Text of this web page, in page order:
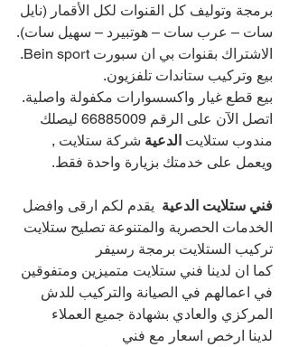
برمجة وتوليف كل القنوات لكل الأقمار (نايل
سات – عرب سات – هوتبيرد – سهيل سات).
الاشتراك بقنوات بي ان سبورت Bein sport.
بيع وتركيب ستاندات تلفزيون.
بيع قطع غيار واكسسوارات مكفولة واصلية.
اتصل الآن على الرقم 66885009 ليصلك
مندوب ستلايت الدعية شركة ستلايت ,
ويعمل على خدمتك بزيارة واحدة فقط.
فني ستلايت الدعية يقدم لكم ارقى وافضل
الخدمات الحصرية والمتنوعة تصليح ستلايت
تركيب الستلايت برمجة رسيفر
كما ان لدينا فني ستلايت متميزين ومتفوقين
في اعمالهم في الصيانة والتركيب للدش
المركزي والعادي بشهادة جميع العملاء
لدينا ارخص اسعار مع فني